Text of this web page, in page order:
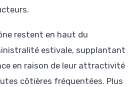
restent en haut du
estivale, supplantant
en raison de leur attractivité
côtières fréquentées. Plus